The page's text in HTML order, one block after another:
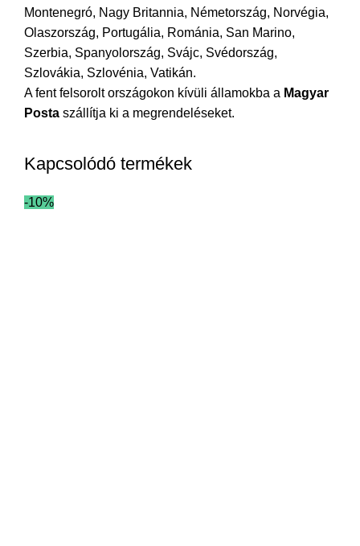
Montenegró, Nagy Britannia, Németország, Norvégia,
Olaszország, Portugália, Románia, San Marino,
Szerbia, Spanyolország, Svájc, Svédország,
Szlovákia, Szlovénia, Vatikán.
A fent felsorolt országokon kívüli államokba a Magyar
Posta szállítja ki a megrendeléseket.
Kapcsolódó termékek
-10%